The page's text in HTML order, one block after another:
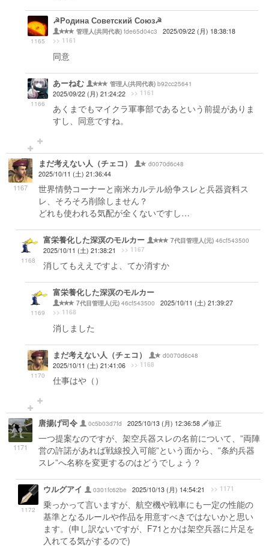
1165
☭Родина Советский Союз☭
管理人(共同代表) fde65d04c3 2025/09/22 (月) 18:38:18
>> 1161
同意
1166
あーねむ 管理人(共同代表) b92cc25641
2025/09/22 (月) 21:24:22
>> 1161
あくまでもマイクラ軍事部であるという前提がありま
すし、同意ですね。
1167
まだ考えない人（チェコ）
d0070d6c48
2025/10/11 (土) 21:36:44
世界情勢コーナーと南米カルテル紛争スレと兵器資料ス
レ、そろそろ削除しません？
どれも使われる気配が全くないですし…
1168
富栄養化した深溟のモルカー 7代目管理人(元) 46cf543500
2025/10/11 (土) 21:38:21
>> 1167
消してもええですよ、てか消すか
1169
富栄養化した深溟のモルカー
7代目管理人(元) 46cf543500 2025/10/11 (土) 21:39:27
>> 1168
消しました
1170
まだ考えない人（チェコ）
d0070d6c48
2025/10/11 (土) 21:41:06
>> 1168
仕事はや（）
1171
唐揚げ司令 0c5b03d7fd 2025/10/13 (月) 12:36:58 修正
一つ提案なのですが、架空兵器スレの名前について、”両陣
営の許諾があれば戦線投入可能”という面から、”条約兵器
スレ”へ名称を変更するのはどうでしょう？
1172
ウルグアイ 0301fc62be 2025/10/13 (月) 14:54:21 >> 1171
乗っかって言いますが、航空機や戦車にも一定の性能の
基準となるルールや作品を用意すべきではないかと思い
ます。(申し訳ないですが、F71とかは架空兵器に片足を
入れてる気がするので)